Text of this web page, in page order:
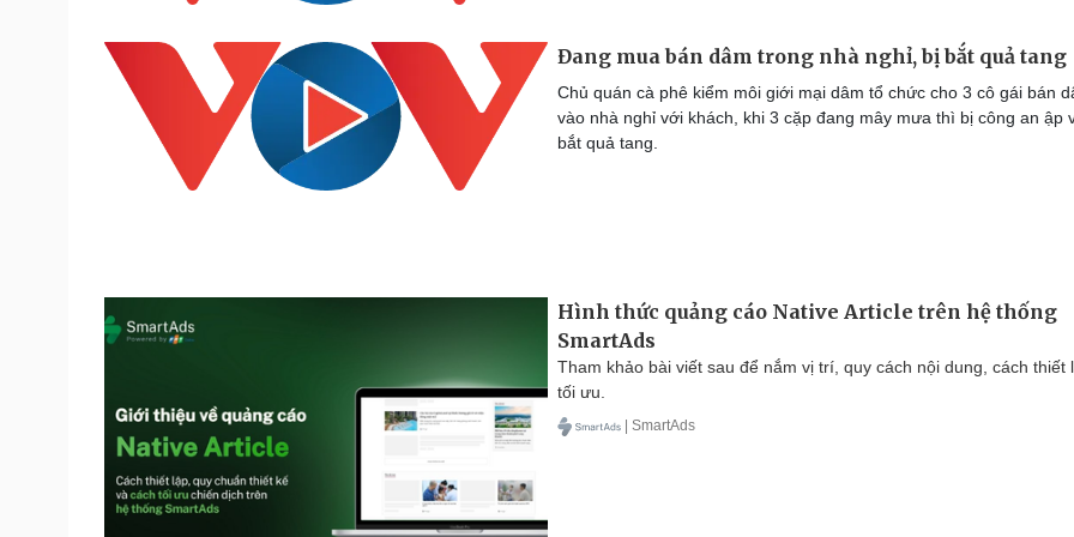
Đang mua bán dâm trong nhà nghỉ, bị bắt quả tang
Chủ quán cà phê kiểm môi giới mại dâm tổ chức cho 3 cô gái bán
vào nhà nghỉ với khách, khi 3 cặp đang mây mưa thì bị công an ập
bắt quả tang.
Hình thức quảng cáo Native Article trên hệ thống
SmartAds
Tham khảo bài viết sau để nắm vị trí, quy cách nội dung, cách thiết
tối ưu.
| SmartAds